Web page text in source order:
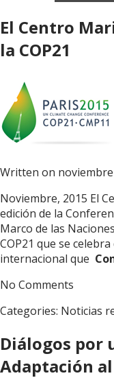
El Centro
la COP21
Written on noviembre
Noviembre, 2015 El
edición de la
Marco de las
COP21 que se
internacional que
No Comments
Categories: Noticias
Diálogos por
Adaptación